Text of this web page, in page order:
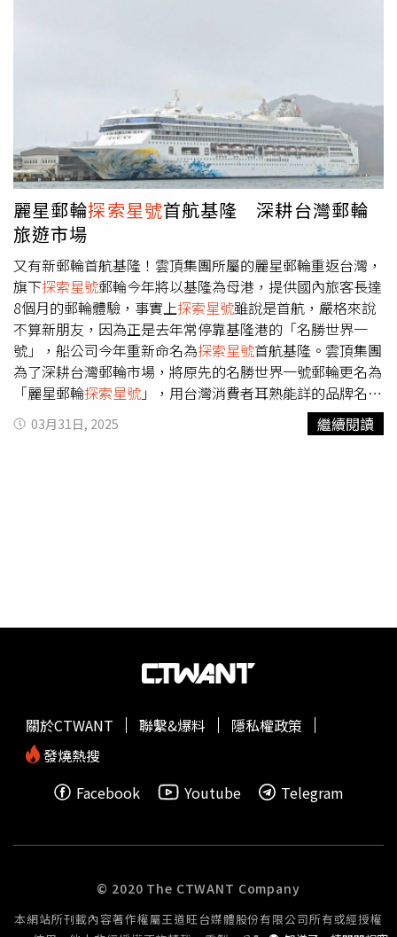
繼續玩，從早到晚活動不間斷，讓孩子們一站就能擁有精彩
且回憶無窮的夢幻天地（圖／麗星郵輪提供）。 探索星號
獨家娛樂與舌尖美食 一票玩到底，美食、娛樂全都包探索
星號集結多國料理，精緻法式饗宴、道地日式壽司，到豐富
多元的國際自助餐，樣樣精彩、餐餐驚喜，大人享受海上星
級饗宴，孩子則可免費選擇三種不同的日本料理兒童餐。更
有適合全家共樂的多樣娛樂設施： • 「靜音派對」親子嗨
玩不擾人 • 「紅毯之夜」打造孩子的第一場盛裝派對 •
「泡沫派對」戶外狂歡，大人小孩都盡情釋放活力航程選擇
多元 行程靈活輕鬆搭麗星郵輪推出暑假三天兩夜「大人免
請假、小孩免船票」優惠專案，麗星郵輪讓孩子這個暑假免
船票就能輕鬆玩日本，四人成行，吃喝玩樂住全都包，最低
只要7,600元起。• 三天兩夜石垣島、宮古島：週五出發、
不請假也能出國。• 六天五夜獨家航程：玩遍大阪萬博、
九州溫泉、韓國時尚，親子共創最難忘回憶。最懂台灣家庭
的郵輪選擇：麗星夢郵輪擁有超過30年郵輪經驗的麗星夢郵
輪，2025年提供76個航次、17條航線，航程長達8個月。探
麗星郵輪探索星號首航基隆 深耕台灣郵輪
旅遊市場
又有新郵輪首航基隆！雲頂集團所屬的麗星郵輪重返台灣，
旗下探索星號郵輪今年將以基隆為母港，提供國內旅客長達
8個月的郵輪體驗，事實上探索星號雖說是首航，嚴格來說
不算新朋友，因為正是去年常停靠基隆港的「名勝世界一
號」，船公司今年重新命名為探索星號首航基隆。雲頂集團
為了深耕台灣郵輪市場，將原先的名勝世界一號郵輪更名為
「麗星郵輪探索星號 」，用台灣消費者耳熟能詳的品牌名
稱，推動國內的郵輪旅遊市場。今年業者以麗星郵輪的品牌
重新出發，堅守深耕台灣的信念繼續推動郵輪旅遊成長，除
費及就業機會。台灣港務公司總經理王錦榮說，今年台灣國
探索星號約占3成。另外，麗星郵輪也將逐步
增加海外客源市場占比，意即將有更多海外旅客搭乘飛機來
台轉搭郵輪出海，可望讓進出基隆港的外籍旅客數上看32.5
萬人次。
03月31日, 2025 繼續閱讀
關於CTWANT 聯繫&爆料
隱私權政策
發燒熱搜
Facebook
Youtube Telegram
© 2020 The CTWANT Company
本網站所刊載內容著作權屬王道旺台媒體股份有限公司所有或經授權